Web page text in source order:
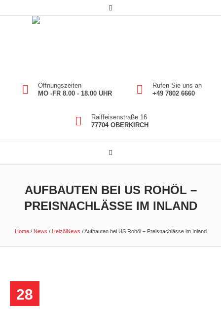
Öffnungszeiten
MO -FR 8.00 - 18.00 UHR
Rufen Sie uns an
+49 7802 6660
Raiffeisenstraße 16
77704 OBERKIRCH
AUFBAUTEN BEI US ROHÖL –
PREISNACHLÄSSE IM INLAND
Home / News / HeizölNews /Aufbauten bei US Rohöl – Preisnachlässe im Inland
28